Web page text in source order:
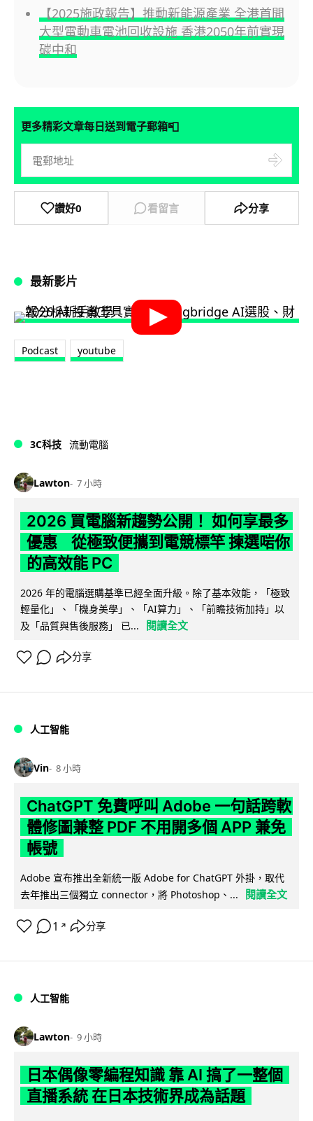
【2025施政報告】推動新能源產業 全港首間
大型電動車電池回收設施 香港2050年前實現
碳中和
更多精彩文章每日送到電子郵箱📮
讚好0 看留言 分享
最新影片
Podcast youtube
3C科技 流動電腦
Lawton 7 小時
2026 買電腦新趨勢公開！ 如何享最多
優惠 從極致便攜到電競標竿 揀選啱你
的高效能 PC
2026 年的電腦選購基準已經全面升級。除了基本效能，「極致
輕量化」、「機身美學」、「AI算力」、「前瞻技術加持」以
及「品質與售後服務」 已...
閱讀全文
分享
人工智能
Vin 8 小時
ChatGPT 免費呼叫 Adobe 一句話跨軟
體修圖兼整 PDF 不用開多個 APP 兼免
帳號
Adobe 宣布推出全新統一版 Adobe for ChatGPT 外掛，取代
去年推出三個獨立 connector，將 Photoshop、...
閱讀全文
1 ↗ 分享
人工智能
Lawton 9 小時
日本偶像零編程知識 靠 AI 搞了一整個
直播系統 在日本技術界成為話題